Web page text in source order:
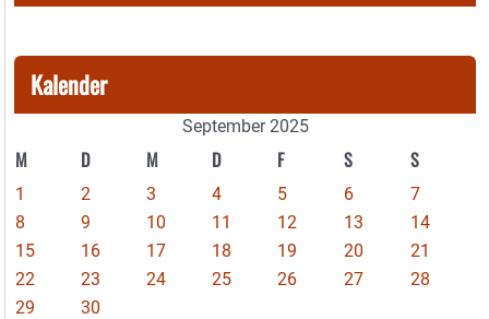
Kalender
September 2025
M D M D F S S
1 2 3 4 5 6
7
8
9 10 11 12 13
14
15
16 17 18 19 20
21
22
23 24 25 26 27
28
29
30